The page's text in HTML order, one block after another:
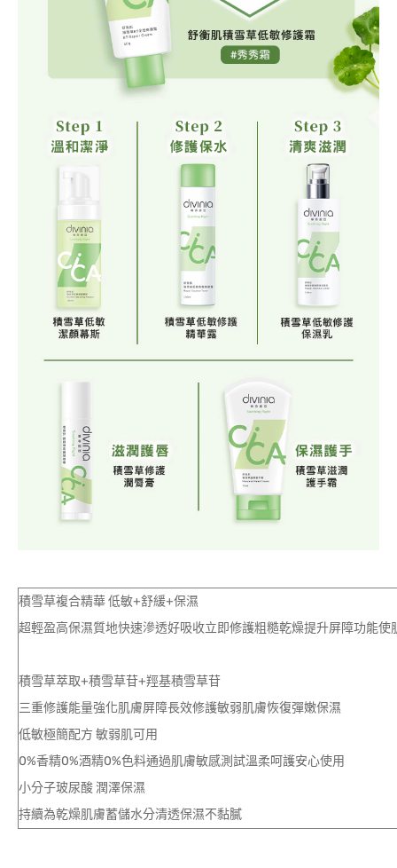
積雪草複合精華 低敏+舒
超輕盈高保濕質地快速滲透好吸收立即修護粗糙乾燥提升屏障功能使
積雪草萃取+積雪
三重修護能量強化肌膚屏障長效
低敏極簡配
0%香精0%酒精0%色料通過
小分子玻尿酸 潤澤保濕
持續為乾燥肌膚蓄儲